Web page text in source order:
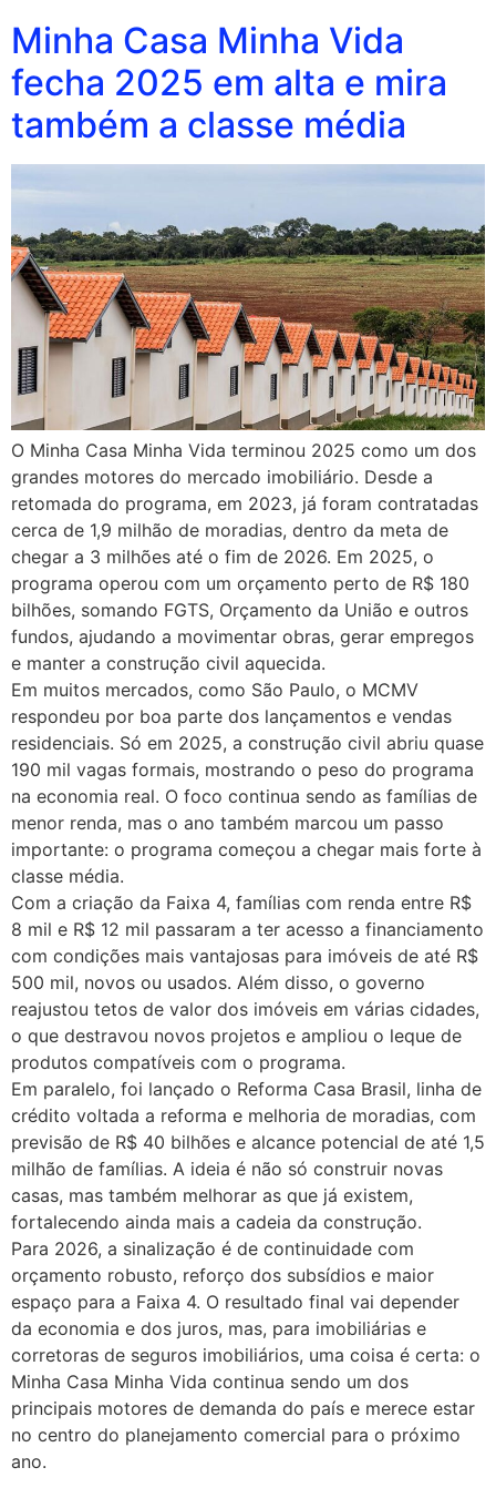
Minha Casa Minha Vida
fecha 2025 em alta e mira
também a classe média
O Minha Casa Minha Vida terminou 2025 como um dos
grandes motores do mercado imobiliário. Desde a
retomada do programa, em 2023, já foram contratadas
cerca de 1,9 milhão de moradias, dentro da meta de
chegar a 3 milhões até o fim de 2026. Em 2025, o
programa operou com um orçamento perto de R$ 180
bilhões, somando FGTS, Orçamento da União e outros
fundos, ajudando a movimentar obras, gerar empregos
e manter a construção civil aquecida.
Em muitos mercados, como São Paulo, o MCMV
respondeu por boa parte dos lançamentos e vendas
residenciais. Só em 2025, a construção civil abriu quase
190 mil vagas formais, mostrando o peso do programa
na economia real. O foco continua sendo as famílias de
menor renda, mas o ano também marcou um passo
importante: o programa começou a chegar mais forte à
classe média.
Com a criação da Faixa 4, famílias com renda entre R$
8 mil e R$ 12 mil passaram a ter acesso a financiamento
com condições mais vantajosas para imóveis de até R$
500 mil, novos ou usados. Além disso, o governo
reajustou tetos de valor dos imóveis em várias cidades,
o que destravou novos projetos e ampliou o leque de
produtos compatíveis com o programa.
Em paralelo, foi lançado o Reforma Casa Brasil, linha de
crédito voltada a reforma e melhoria de moradias, com
previsão de R$ 40 bilhões e alcance potencial de até 1,5
milhão de famílias. A ideia é não só construir novas
casas, mas também melhorar as que já existem,
fortalecendo ainda mais a cadeia da construção.
Para 2026, a sinalização é de continuidade com
orçamento robusto, reforço dos subsídios e maior
espaço para a Faixa 4. O resultado final vai depender
da economia e dos juros, mas, para imobiliárias e
corretoras de seguros imobiliários, uma coisa é certa: o
Minha Casa Minha Vida continua sendo um dos
principais motores de demanda do país e merece estar
no centro do planejamento comercial para o próximo
ano.